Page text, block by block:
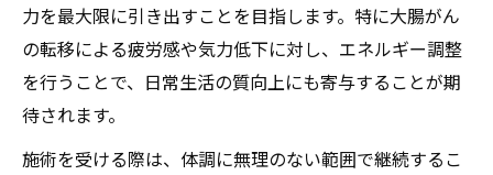
力を最大限に引き出すことを目指します。特に大腸がん
の転移による疲労感や気力低下に対し、エネルギー調整
を行うことで、日常生活の質向上にも寄与することが期
待されます。
施術を受ける際は、体調に無理のない範囲で継続するこ